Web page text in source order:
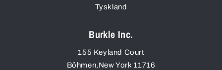
Tyskland
Burkle Inc.
155 Keyland Court
Böhmen,New York 11716